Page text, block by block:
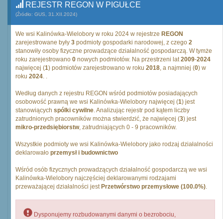
REJESTR REGON W PIGUŁCE
(Źródło: GUS, 31.XII.2024)
We wsi Kalinówka-Wielobory w roku 2024 w rejestrze REGON
zarejestrowane były 3 podmioty gospodarki narodowej, z czego 2
stanowiły osoby fizyczne prowadzące działalność gospodarczą. W tymże
roku zarejestrowano 0 nowych podmiotów. Na przestrzeni lat2009-2024
najwięcej (1) podmiotów zarejestrowano w roku 2018, a najmniej (0) w
roku 2024. .
Według danych z rejestru REGON wśród podmiotów posiadających
osobowość prawną we wsi Kalinówka-Wielobory najwięcej (1) jest
stanowiących spólki cywilne. Analizując rejestr pod kątem liczby
zatrudnionych pracowników można stwierdzić, że najwięcej (3) jest
mikro-przedsiębiorstw, zatrudniających 0 - 9 pracowników.
Wszystkie podmioty we wsi Kalinówka-Wielobory jako rodzaj działalności
deklarowało przemysł i budownictwo
Wśród osób fizycznych prowadzących działalność gospodarczą we wsi
Kalinówka-Wielobory najczęściej deklarowanymi rodzajami
przeważającej działalności jest Przetwórstwo przemysłowe (100.0%).
Dysponujemy rozbudowanymi danymi o bezrobociu,